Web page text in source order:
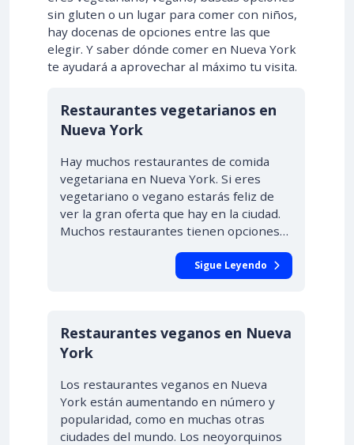
sin gluten o un lugar para comer con niños,
hay docenas de opciones entre las que
elegir. Y saber dónde comer en Nueva York
te ayudará a aprovechar al máximo tu visita.
Restaurantes vegetarianos en
Nueva York
Hay muchos restaurantes de comida
vegetariana en Nueva York. Si eres
vegetariano o vegano estarás feliz de
ver la gran oferta que hay en la ciudad.
Muchos restaurantes tienen opciones…
Sigue Leyendo
Restaurantes veganos en Nueva
York
Los restaurantes veganos en Nueva
York están aumentando en número y
popularidad, como en muchas otras
ciudades del mundo. Los neoyorquinos